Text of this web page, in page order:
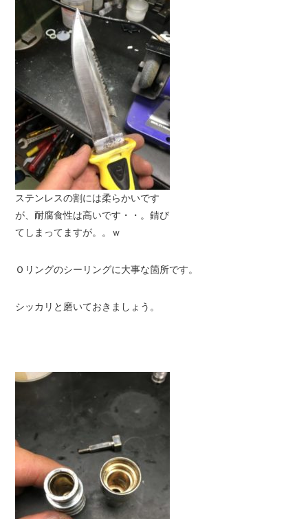
ステンレスの割には柔らかいです
が、耐腐食性は高いです・・。錆び
てしまってますが。。ｗ
Ｏリングのシーリングに大事な箇所です。
シッカリと磨いておきましょう。